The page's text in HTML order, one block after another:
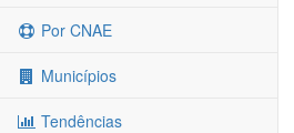
Por CNAE
Municípios
Tendências